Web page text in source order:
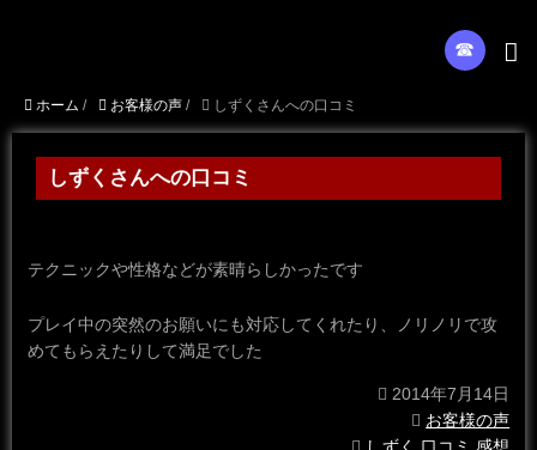
☎︎
ホーム / お客様の声 / しずくさんへの口コミ
しずくさんへの口コミ
テクニックや性格などが素晴らしかったです
プレイ中の突然のお願いにも対応してくれたり、ノリノリで攻
めてもらえたりして満足でした
2014年7月14日
お客様の声